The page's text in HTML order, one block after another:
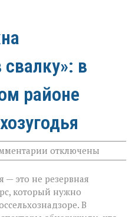
в
районе
к
записи
не
должна
превращаться
в
отключены
— это не резервная
который нужно
В